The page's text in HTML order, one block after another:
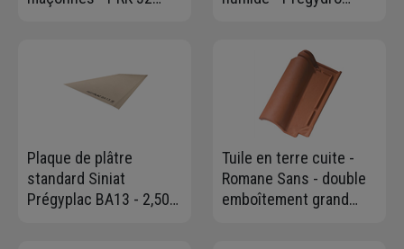
Plaque de plâtre
standard Siniat
Prégyplac BA13 - 2,50
Tuile en terre cuite -
Romane Sans - double
emboîtement grand